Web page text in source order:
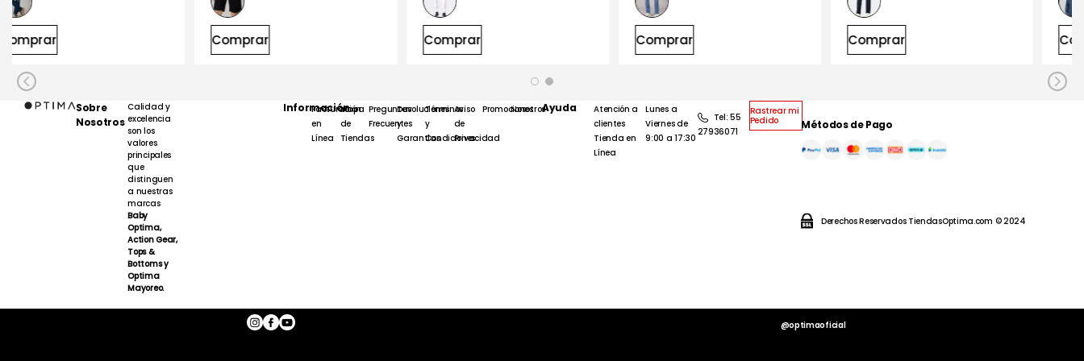
Comprar Comprar Comprar Comprar Comprar
Sobre
Nosotros
Calidad y
excelencia
son los
valores
principales
que
distinguen
a nuestras
marcas
Baby
Optima,
Action Gear,
Tops &
Bottoms y
Optima
Mayoreo.
Información
Facturación
en
Línea
Mapa
de
Tiendas
Preguntas
Frecuentes
Devoluciones
y
Garantías
Términos
y
Condiciones
Aviso
de
Privacidad
Promociones
NosotrosAyuda
Atención a
clientes
Tienda en
Línea
Lunes a
Viernes de
9:00 a 17:30
Tel: 55
27936071
Rastrear mi
Pedido
Métodos de Pago
Derechos Reservados TiendasOptima.com © 2024
@optimaoficial